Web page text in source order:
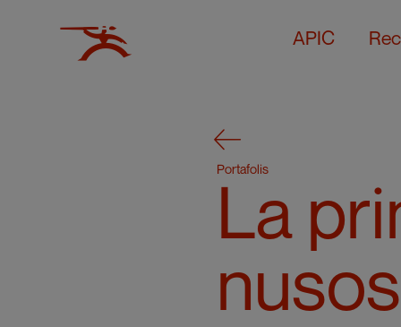
APIC
Portafolis
La
nusos